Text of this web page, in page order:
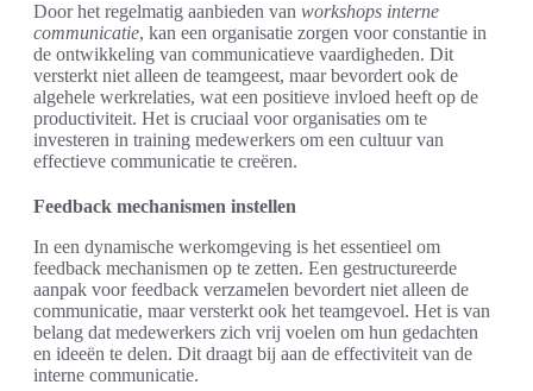
Door het regelmatig aanbieden van workshops interne
communicatie, kan een organisatie zorgen voor constantie in
de ontwikkeling van communicatieve vaardigheden. Dit
versterkt niet alleen de teamgeest, maar bevordert ook de
algehele werkrelaties, wat een positieve invloed heeft op de
productiviteit. Het is cruciaal voor organisaties om te
investeren in training medewerkers om een cultuur van
effectieve communicatie te creëren.
Feedback mechanismen instellen
In een dynamische werkomgeving is het essentieel om
feedback mechanismen op te zetten. Een gestructureerde
aanpak voor feedback verzamelen bevordert niet alleen de
communicatie, maar versterkt ook het teamgevoel. Het is van
belang dat medewerkers zich vrij voelen om hun gedachten
en ideeën te delen. Dit draagt bij aan de effectiviteit van de
interne communicatie.